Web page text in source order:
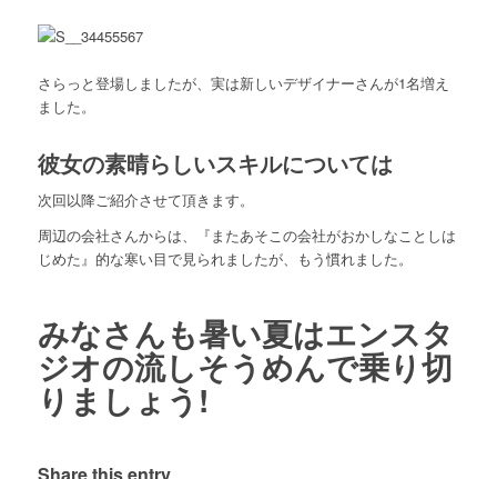
さらっと登場しましたが、実は新しいデザイナーさんが1名増え
ました。
彼女の素晴らしいスキルについては
次回以降ご紹介させて頂きます。
周辺の会社さんからは、『またあそこの会社がおかしなことしは
じめた』的な寒い目で見られましたが、もう慣れました。
みなさんも暑い夏はエンスタ
ジオの流しそうめんで乗り切
りましょう!